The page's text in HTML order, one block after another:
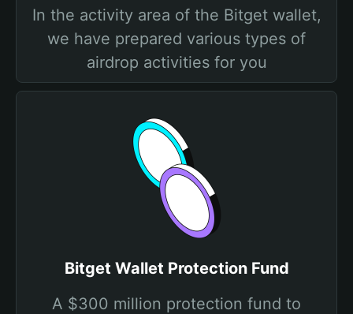
In the activity area of the Bitget wallet,
we have prepared various types of
airdrop activities for you
Bitget Wallet Protection Fund
A $300 million protection fund to